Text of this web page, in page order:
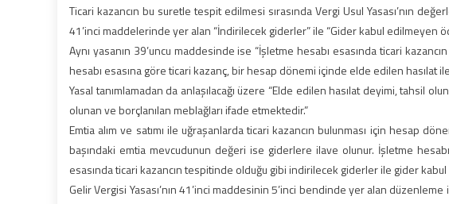
Ticari kazancın bu suretle tespit edilmesi sırasında Vergi Usul Yasası’nın
41’inci maddelerinde yer alan “İndirilecek giderler” ile “Gider kabul edilmeyen
Aynı yasanın 39’uncu maddesinde ise “İşletme hesabı esasında ticari
hesabı esasına göre ticari kazanç, bir hesap dönemi içinde elde edilen hasılat
Yasal tanımlamadan da anlaşılacağı üzere “Elde edilen hasılat deyimi, tahsil
olunan ve borçlanılan meblağları ifade etmektedir.”
Emtia alım ve satımı ile uğraşanlarda ticari kazancın bulunması için hesap
başındaki emtia mevcudunun değeri ise giderlere ilave olunur. İşletme
esasında ticari kazancın tespitinde olduğu gibi indirilecek giderler ile gider
Gelir Vergisi Yasası’nın 41’inci maddesinin 5’inci bendinde yer alan